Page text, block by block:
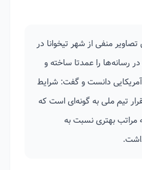
منفی از شهر تیخوانا در
را عمدتا ساخته و
آمریکایی دانست و گفت: شرایط
تیم ملی به گونه‌ای است که
مراتب بهتری نسبت به